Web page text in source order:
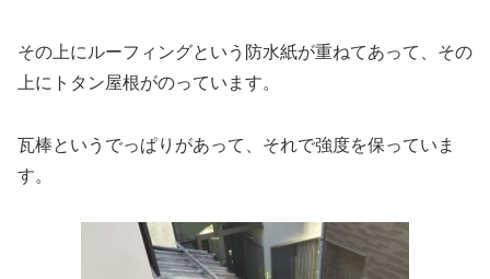
その上にルーフィングという防水紙が重ねてあって、その
上にトタン屋根がのっています。
瓦棒というでっぱりがあって、それで強度を保っていま
す。